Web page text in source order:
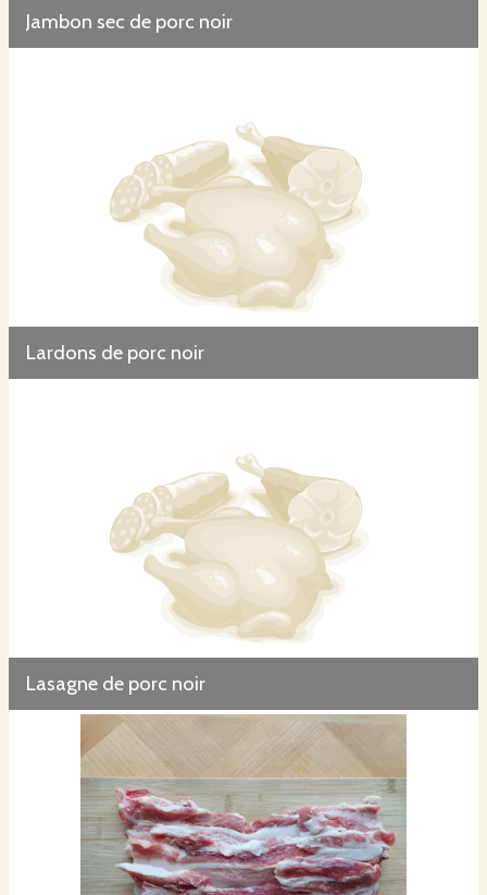
Jambon sec de porc noir
Lardons de porc noir
Lasagne de porc noir